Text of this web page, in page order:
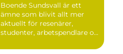
Boende Sundsvall är ett
ämne som blivit allt mer
aktuellt för resenärer,
studenter, arbetspendlare o...